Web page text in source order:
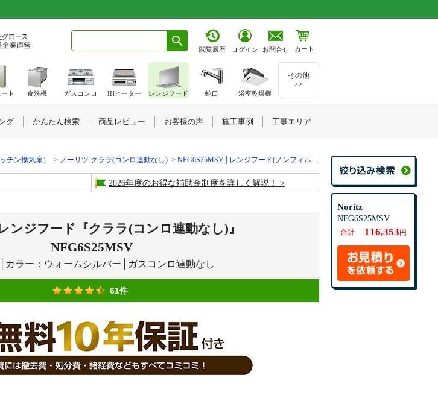
Noritz
NFG6S25MSV
合計 116,353 円
閲覧履歴 ログイン お問合せ カート
チン換気扇） ノーリツ クララ(コンロ連動なし) NFG6S25MSV│レンジフード(ノンフィルター・スリム型)『クララ(コンロ連動なし)』
2026年度のお得な補助金制度を詳しく解説！
ンジフード『クララ(コンロ連動なし)』
NFG6S25MSV
カラー：ウォームシルバー│ガスコンロ連動なし
61件
ト 食洗機 ガスコンロ IHヒーター レンジフード 蛇口 浴室乾燥機
その他
>>
グ かんたん検索 商品レビュー お客様の声 施工事例 工事エリア